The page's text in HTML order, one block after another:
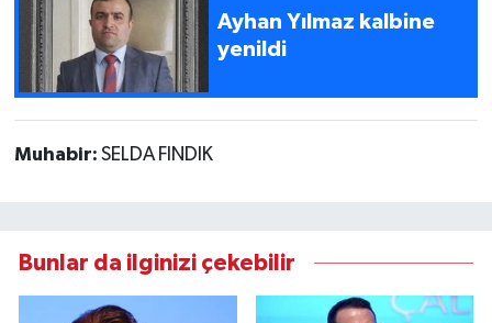
Ayhan Yılmaz kalbine
yenildi
Muhabir: SELDA FINDIK
Bunlar da ilginizi çekebilir